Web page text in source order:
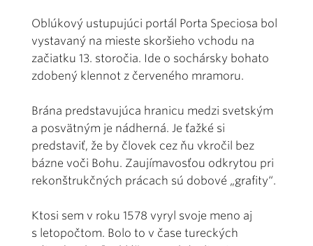
Oblúkový ustupujúci portál Porta Speciosa bol
vystavaný na mieste skoršieho vchodu na
začiatku 13. storočia. Ide o sochársky bohato
zdobený klennot z červeného mramoru.
Brána predstavujúca hranicu medzi svetským
a posvätným je nádherná. Je ťažké si
predstaviť, že by človek cez ňu vkročil bez
bázne voči Bohu. Zaujímavosťou odkrytou pri
rekonštrukčných prácach sú dobové „grafity“.
Ktosi sem v roku 1578 vyryl svoje meno aj
s letopočtom. Bolo to v čase tureckých